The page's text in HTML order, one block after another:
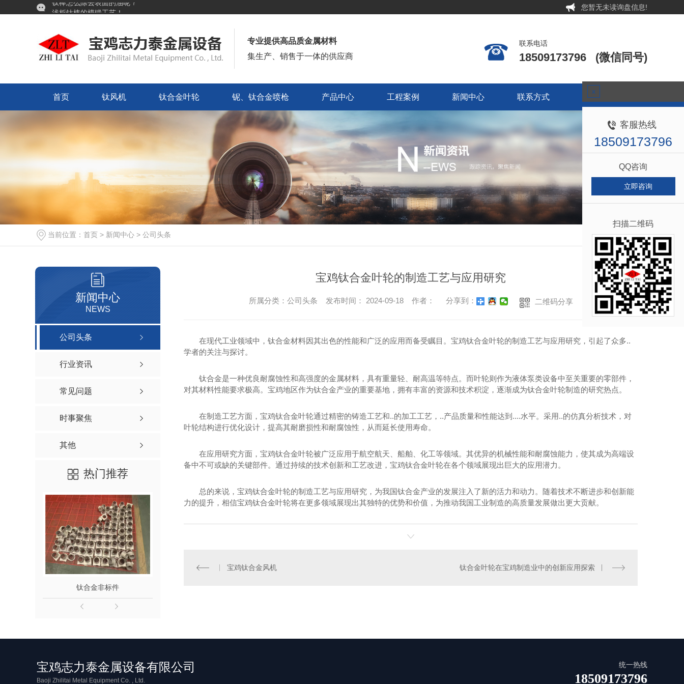
浅析钛棒的模锻工艺！
您暂无未读询盘信息!
专业提供高品质金属材料
集生产、销售于一体的供应商
联系电话
18509173796 (微信同号)
首页 钛风机 钛合金叶轮
铌、钛合金喷枪
铌、钛合金喷枪 产品中心 工程案例 新闻中心 联系方式 关于我们
当前位置： 首页 > 新闻中心 > 公司头条 返回
新闻中心
NEWS
公司头条
行业资讯
常见问题
时事聚焦
其他
热门推荐
钛合金非标件
宝鸡钛合金叶轮的制造工艺与应用研究
所属分类：公司头条 发布时间： 2024-09-18 作者： 分享到： 二维码分享
在现代工业领域中，钛合金材料因其出色的性能和广泛的应用而备受瞩目。宝鸡钛合金叶轮的制造工艺与应用研究，引起了众多..
学者的关注与探讨。
钛合金是一种优良耐腐蚀性和高强度的金属材料，具有重量轻、耐高温等特点。而叶轮则作为液体泵类设备中至关重要的零部件，
对其材料性能要求极高。宝鸡地区作为钛合金产业的重要基地，拥有丰富的资源和技术积淀，逐渐成为钛合金叶轮制造的研究热点。
在制造工艺方面，宝鸡钛合金叶轮通过精密的铸造工艺和..的加工工艺，..产品质量和性能达到....水平。采用..的仿真分析技术，对
叶轮结构进行优化设计，提高其耐磨损性和耐腐蚀性，从而延长使用寿命。
在应用研究方面，宝鸡钛合金叶轮被广泛应用于航空航天、船舶、化工等领域。其优异的机械性能和耐腐蚀能力，使其成为高端设
备中不可或缺的关键部件。通过持续的技术创新和工艺改进，宝鸡钛合金叶轮在各个领域展现出巨大的应用潜力。
总的来说，宝鸡钛合金叶轮的制造工艺与应用研究，为我国钛合金产业的发展注入了新的活力和动力。随着技术不断进步和创新能
力的提升，相信宝鸡钛合金叶轮将在更多领域展现出其独特的优势和价值，为推动我国工业制造的高质量发展做出更大贡献。
宝鸡钛合金风机 钛合金叶轮在宝鸡制造业中的创新应用探索
宝鸡志力泰金属设备有限公司
Baoji Zhilitai Metal Equipment Co. , Ltd.
统一热线
18509173796
x
客服热线
18509173796
QQ咨询
立即咨询
扫描二维码